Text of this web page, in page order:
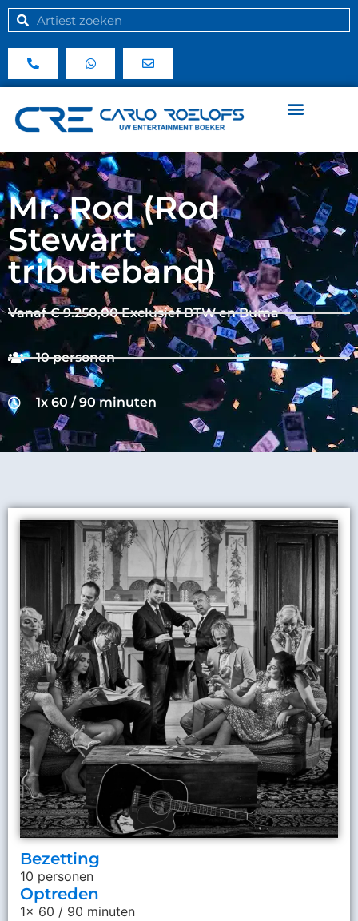
Mr. Rod (Rod
Stewart
tributeband)
Vanaf € 9.250,00 Exclusief BTW en Buma
10 personen
1x 60 / 90 minuten
Bezetting
10 personen
Optreden
1x 60 / 90 minuten